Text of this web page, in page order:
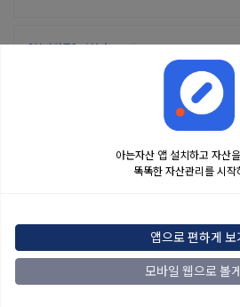
[일반건물] 서희파크 B동
울산광역시 북구 매곡동 230(매곡산업로)
아는자산 앱 설치하고 자산
똑똑한 자산관리를 시작
앱으로 편하게 보
모바일 웹으로 볼
수 있습니다. 본 정보는 일반적인 시장 정보 제공을
해당하지 않습니다. 해당 정보로 인한 투자 결과에
결정 및 책임은 전적으로 이용자에게 있습니다.
2022 아는자산